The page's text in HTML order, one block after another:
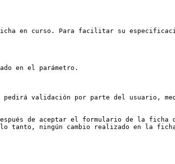
en curso. Para facilitar su
en el parámetro.
validación por parte del usuario,
de aceptar el formulario de la
tanto, ningún cambio realizado en la